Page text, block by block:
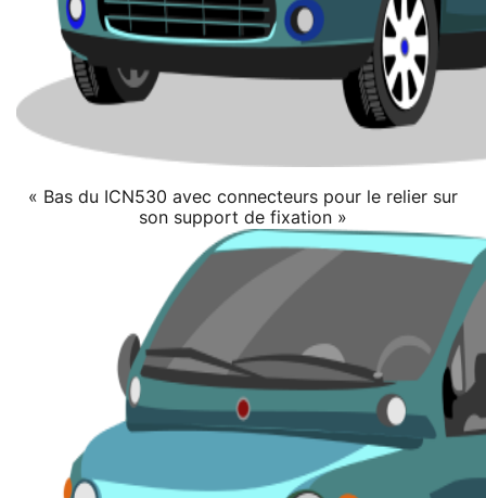
« Bas du ICN530 avec connecteurs pour le relier sur
son support de fixation »